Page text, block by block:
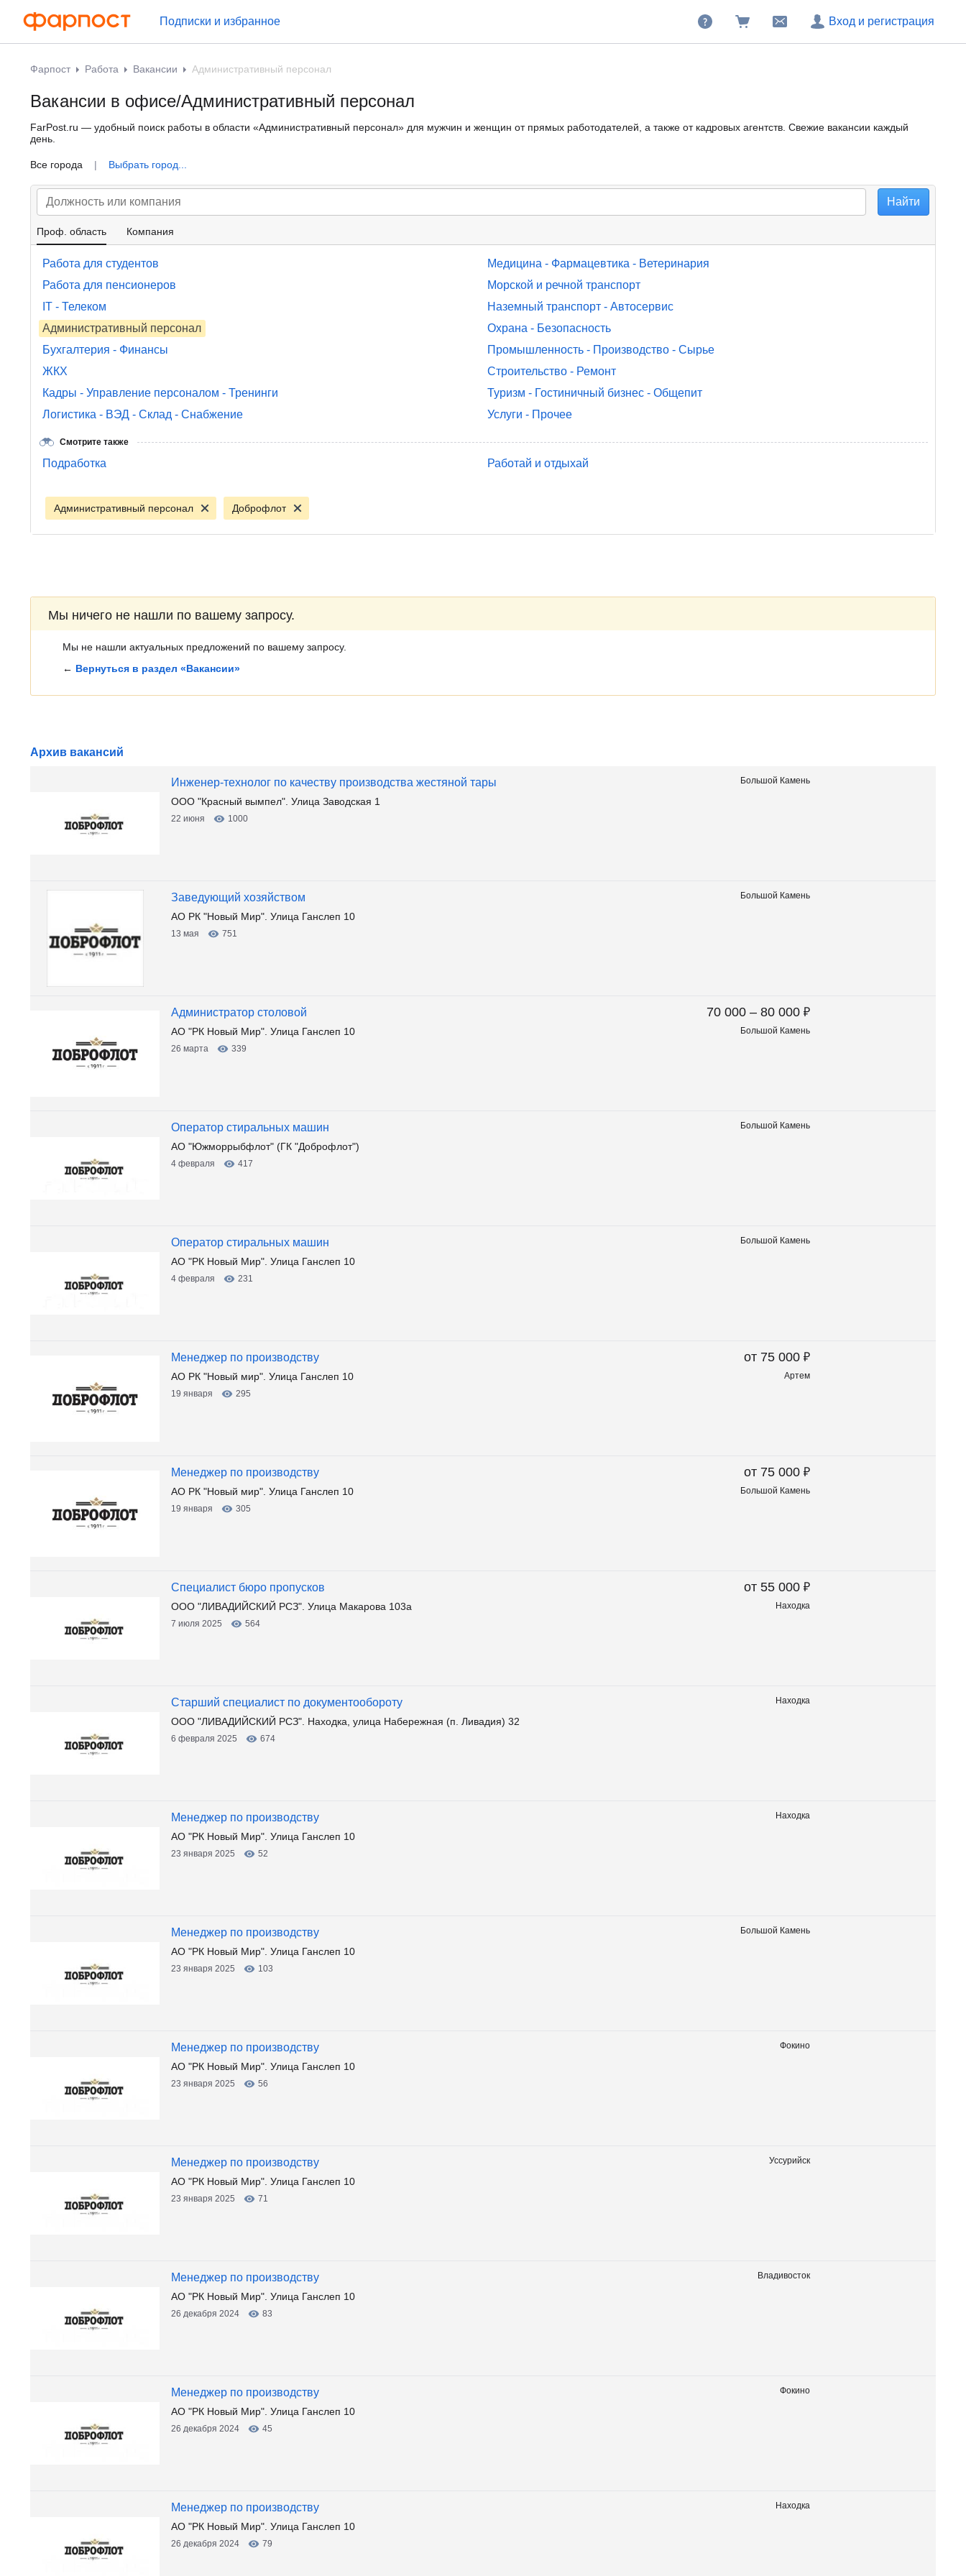
Подписки и избранное Вход и регистрация
Фарпост Работа Вакансии Административный персонал
Вакансии в офисе/Административный персонал
FarPost.ru — удобный поиск работы в области «Административный персонал» для мужчин и женщин от прямых работодателей, а также от кадровых агентств. Свежие вакансии каждый
день.
Все города | Выбрать город...
Проф. область Компания
Работа для студентов
Работа для пенсионеров
IT - Телеком
Административный персонал
Бухгалтерия - Финансы
ЖКХ
Кадры - Управление персоналом - Тренинги
Логистика - ВЭД - Склад - Снабжение
Медицина - Фармацевтика - Ветеринария
Морской и речной транспорт
Наземный транспорт - Автосервис
Охрана - Безопасность
Промышленность - Производство - Сырье
Строительство - Ремонт
Туризм - Гостиничный бизнес - Общепит
Услуги - Прочее
Смотрите также
Подработка Работай и отдыхай
Административный персонал Доброфлот
Мы ничего не нашли по вашему запросу.
Мы не нашли актуальных предложений по вашему запросу.
← Вернуться в раздел «Вакансии»
Архив вакансий
Большой Камень
Инженер-технолог по качеству производства жестяной тары
ООО "Красный вымпел". Улица Заводская 1
22 июня 1000
Большой Камень
Заведующий хозяйством
АО РК "Новый Мир". Улица Ганслеп 10
13 мая 751
70 000 – 80 000 ₽
Большой Камень
Администратор столовой
АО "РК Новый Мир". Улица Ганслеп 10
26 марта 339
Большой Камень
Оператор стиральных машин
АО "Южморрыбфлот" (ГК "Доброфлот")
4 февраля 417
Большой Камень
Оператор стиральных машин
АО "РК Новый Мир". Улица Ганслеп 10
4 февраля 231
от 75 000 ₽
Артем
Менеджер по производству
АО РК "Новый мир". Улица Ганслеп 10
19 января 295
от 75 000 ₽
Большой Камень
Менеджер по производству
АО РК "Новый мир". Улица Ганслеп 10
19 января 305
от 55 000 ₽
Находка
Специалист бюро пропусков
ООО "ЛИВАДИЙСКИЙ РСЗ". Улица Макарова 103а
7 июля 2025 564
Находка
Старший специалист по документообороту
ООО "ЛИВАДИЙСКИЙ РСЗ". Находка, улица Набережная (п. Ливадия) 32
6 февраля 2025 674
Находка
Менеджер по производству
АО "РК Новый Мир". Улица Ганслеп 10
23 января 2025 52
Большой Камень
Менеджер по производству
АО "РК Новый Мир". Улица Ганслеп 10
23 января 2025 103
Фокино
Менеджер по производству
АО "РК Новый Мир". Улица Ганслеп 10
23 января 2025 56
Уссурийск
Менеджер по производству
АО "РК Новый Мир". Улица Ганслеп 10
23 января 2025 71
Владивосток
Менеджер по производству
АО "РК Новый Мир". Улица Ганслеп 10
26 декабря 2024 83
Фокино
Менеджер по производству
АО "РК Новый Мир". Улица Ганслеп 10
26 декабря 2024 45
Находка
Менеджер по производству
АО "РК Новый Мир". Улица Ганслеп 10
26 декабря 2024 79